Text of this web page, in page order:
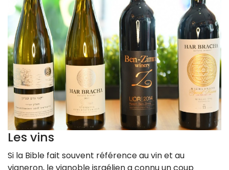
Les vins
Si la Bible fait souvent référence au vin et au